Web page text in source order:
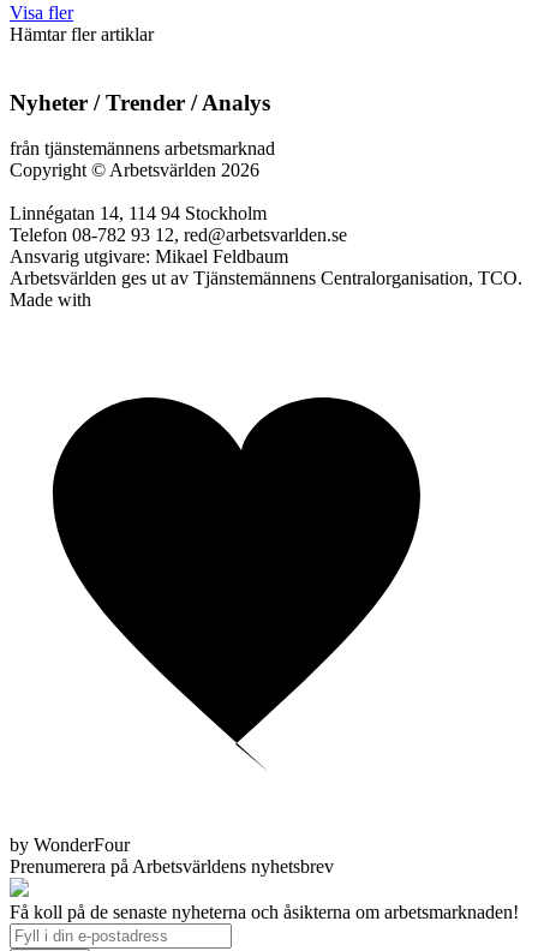
Visa fler
Hämtar fler artiklar
Nyheter / Trender / Analys
från tjänstemännens arbetsmarknad
Copyright © Arbetsvärlden 2026
Linnégatan 14, 114 94 Stockholm
Telefon 08-782 93 12, red@arbetsvarlden.se
Ansvarig utgivare: Mikael Feldbaum
Arbetsvärlden ges ut av Tjänstemännens Centralorganisation, TCO.
Made with
by WonderFour
Prenumerera på Arbetsvärldens nyhetsbrev
Få koll på de senaste nyheterna och åsikterna om arbetsmarknaden!